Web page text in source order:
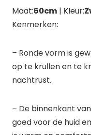
Maat:60cm| Kleur:
Kenmerken:
– Ronde vorm is
op te krullen en te
nachtrust.
– De binnenkant
goed voor de huid